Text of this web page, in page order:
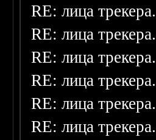
RE: лица трекера.
RE: лица трекера.
RE: лица трекера.
RE: лица трекера.
RE: лица трекера.
RE: лица трекера.